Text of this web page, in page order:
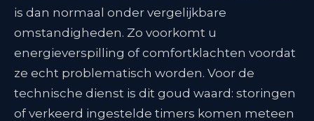
is dan normaal onder vergelijkbare
omstandigheden. Zo voorkomt u
energieverspilling of comfortklachten voordat
ze echt problematisch worden. Voor de
technische dienst is dit goud waard: storingen
of verkeerd ingestelde timers komen meteen